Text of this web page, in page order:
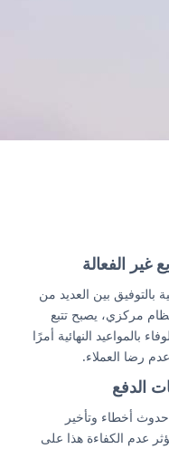
بالتوفيق بين العديد من
مركزي، يصبح تتبع
بالمواعيد النهائية أمرًا
رضا العملاء.
حدوث أخطاء وتأخير
عدم الكفاءة هذا على